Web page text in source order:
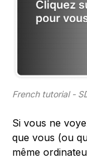
French tutorial -
Si vous ne
que vous (ou
même